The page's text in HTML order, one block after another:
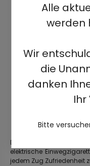
Alle
werden
Wir
die
danken
Bitte
Die JJ5500 ist eine
elektrische
jedem Zug Zufriedenheit